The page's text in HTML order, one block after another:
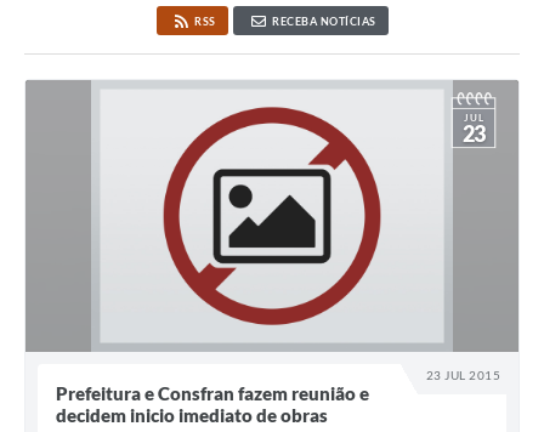
RSS RECEBA NOTÍCIAS
23 JUL 2015
JUL
23
Prefeitura e Consfran fazem reunião e
decidem inicio imediato de obras